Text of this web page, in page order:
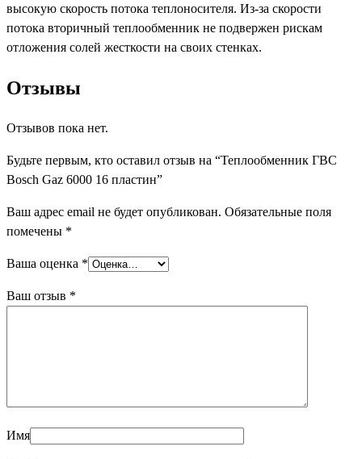
высокую скорость потока теплоносителя. Из-за скорости
потока вторичный теплообменник не подвержен рискам
отложения солей жесткости на своих стенках.
Отзывы
Отзывов пока нет.
Будьте первым, кто оставил отзыв на “Теплообменник ГВС
Bosch Gaz 6000 16 пластин”
Ваш адрес email не будет опубликован. Обязательные поля
помечены *
Ваша оценка *
Ваш отзыв *
Имя